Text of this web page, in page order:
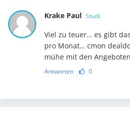
Krake Paul Studi
Viel zu teuer… es gibt
pro Monat… cmon
mühe mit den
Antworten 0